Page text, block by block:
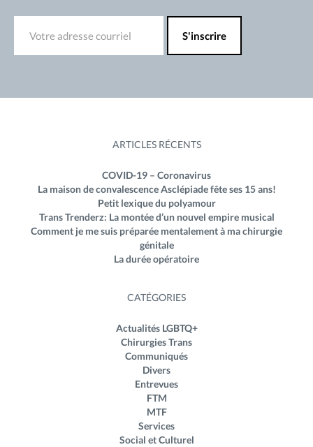
ARTICLES RÉCENTS
COVID-19 – Coronavirus
La maison de convalescence Asclépiade fête ses 15 ans!
Petit lexique du polyamour
Trans Trenderz: La montée d’un nouvel empire musical
Comment je me suis préparée mentalement à ma chirurgie
génitale
La durée opératoire
CATÉGORIES
Actualités LGBTQ+
Chirurgies Trans
Communiqués
Divers
Entrevues
FTM
MTF
Services
Social et Culturel